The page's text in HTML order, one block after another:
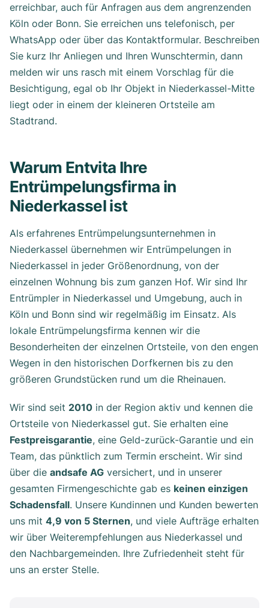
erreichbar, auch für Anfragen aus dem angrenzenden
Köln oder Bonn. Sie erreichen uns telefonisch, per
WhatsApp oder über das Kontaktformular. Beschreiben
Sie kurz Ihr Anliegen und Ihren Wunschtermin, dann
melden wir uns rasch mit einem Vorschlag für die
Besichtigung, egal ob Ihr Objekt in Niederkassel-Mitte
liegt oder in einem der kleineren Ortsteile am
Stadtrand.
Warum Entvita Ihre
Entrümpelungsfirma in
Niederkassel ist
Als erfahrenes Entrümpelungsunternehmen in
Niederkassel übernehmen wir Entrümpelungen in
Niederkassel in jeder Größenordnung, von der
einzelnen Wohnung bis zum ganzen Hof. Wir sind Ihr
Entrümpler in Niederkassel und Umgebung, auch in
Köln und Bonn sind wir regelmäßig im Einsatz. Als
lokale Entrümpelungsfirma kennen wir die
Besonderheiten der einzelnen Ortsteile, von den engen
Wegen in den historischen Dorfkernen bis zu den
größeren Grundstücken rund um die Rheinauen.
Wir sind seit 2010 in der Region aktiv und kennen die
Ortsteile von Niederkassel gut. Sie erhalten eine
Festpreisgarantie, eine Geld-zurück-Garantie und ein
Team, das pünktlich zum Termin erscheint. Wir sind
über die andsafe AG versichert, und in unserer
gesamten Firmengeschichte gab es keinen einzigen
Schadensfall. Unsere Kundinnen und Kunden bewerten
uns mit 4,9 von 5 Sternen, und viele Aufträge erhalten
wir über Weiterempfehlungen aus Niederkassel und
den Nachbargemeinden. Ihre Zufriedenheit steht für
uns an erster Stelle.